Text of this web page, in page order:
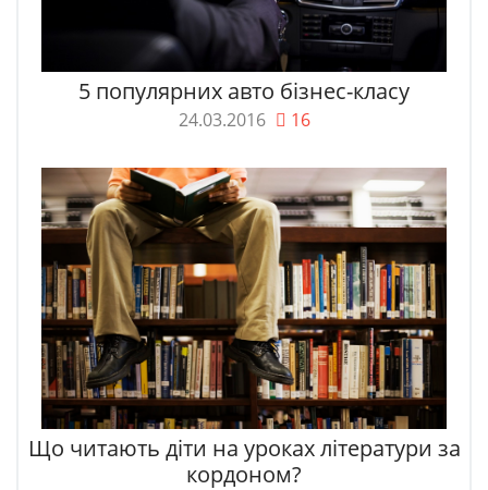
5 популярних авто бізнес-класу
24.03.2016 16
Що читають діти на уроках літератури за
кордоном?